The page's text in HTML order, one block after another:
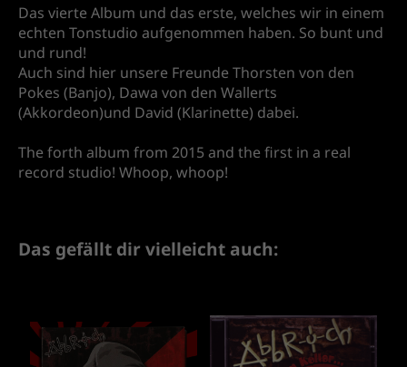
Das vierte Album und das erste, welches wir in einem
echten Tonstudio aufgenommen haben. So bunt und
und rund!
Auch sind hier unsere Freunde Thorsten von den
Pokes (Banjo), Dawa von den Wallerts
(Akkordeon)und David (Klarinette) dabei.
The forth album from 2015 and the first in a real
record studio! Whoop, whoop!
Das gefällt dir vielleicht auch: